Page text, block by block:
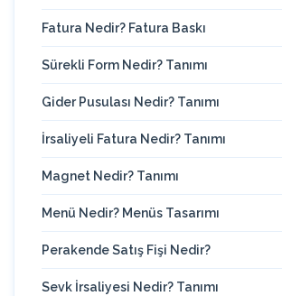
Fatura Nedir? Fatura Baskı
Sürekli Form Nedir? Tanımı
Gider Pusulası Nedir? Tanımı
İrsaliyeli Fatura Nedir? Tanımı
Magnet Nedir? Tanımı
Menü Nedir? Menüs Tasarımı
Perakende Satış Fişi Nedir?
Sevk İrsaliyesi Nedir? Tanımı